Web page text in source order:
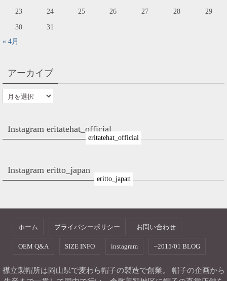
« 4月
23 24 25 26 27 28 29
30 31
アーカイブ
Instagram eritatehat_official
eritatehat_official
Instagram eritto_japan
eritto_japan
ホーム プライバシーポリシー お問い合わせ
OEM Q&A SIZE INFO instagram ~2015/01 BLOG
襟立製帽所は岡山県で麦わら帽子の製造で創業。 帽子の企画から